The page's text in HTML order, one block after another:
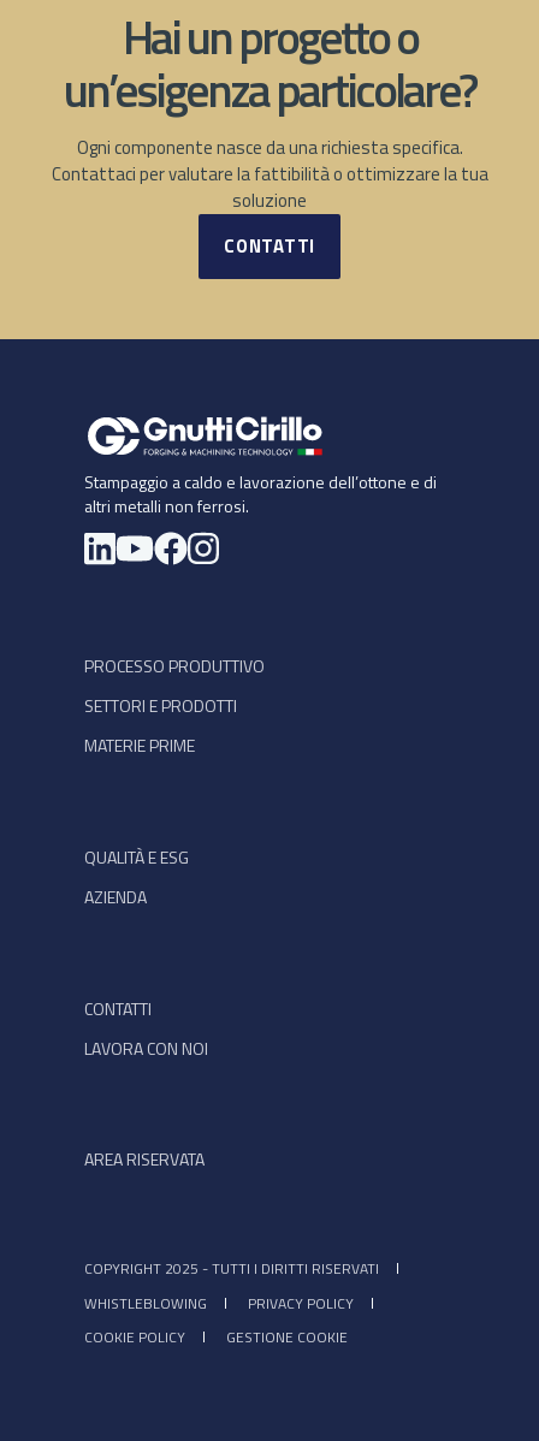
Hai un progetto o
un’esigenza particolare?
Ogni componente nasce da una richiesta specifica.
Contattaci per valutare la fattibilità o ottimizzare la tua
soluzione
CONTATTI
Stampaggio a caldo e lavorazione dell’ottone e di
altri metalli non ferrosi.
Si apre in una nuova scheda
PROCESSO PRODUTTIVO
SETTORI E PRODOTTI
MATERIE PRIME
QUALITÀ E ESG
AZIENDA
CONTATTI
LAVORA CON NOI
AREA RISERVATA
COPYRIGHT 2025 - TUTTI I DIRITTI RISERVATI
WHISTLEBLOWING
PRIVACY POLICY
COOKIE POLICY
GESTIONE COOKIE